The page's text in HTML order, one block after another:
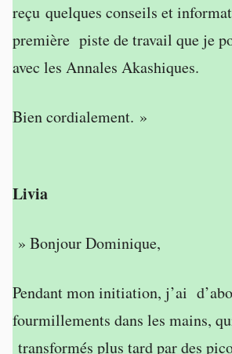
reçu quelques conseils et
première piste de travail que je
avec les Annales Akashiques.
Bien cordialement. »
Livia
» Bonjour Dominique,
Pendant mon initiation, j’ai
fourmillements dans les mains,
transformés plus tard par des